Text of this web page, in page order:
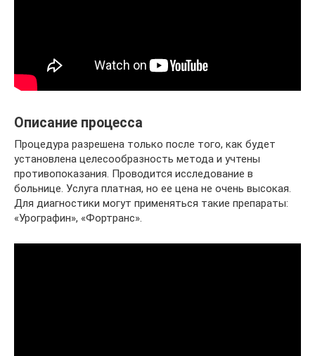
Описание процесса
Процедура разрешена только после того, как будет
установлена целесообразность метода и учтены
противопоказания. Проводится исследование в
больнице. Услуга платная, но ее цена не очень высокая.
Для диагностики могут применяться такие препараты:
«Урографин», «Фортранс».